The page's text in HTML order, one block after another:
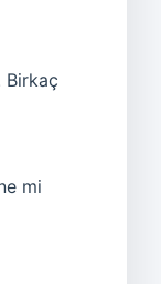
Birkaç
mi